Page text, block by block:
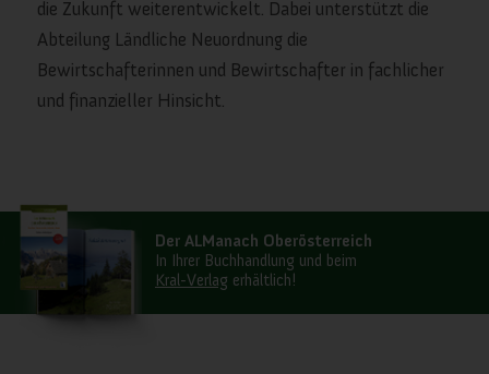
die Zukunft weiterentwickelt. Dabei unterstützt die
Abteilung Ländliche Neuordnung die
Bewirtschafterinnen und Bewirtschafter in fachlicher
und finanzieller Hinsicht.
Der ALManach Oberösterreich
In Ihrer Buchhandlung und beim
Kral-Verlag erhältlich!